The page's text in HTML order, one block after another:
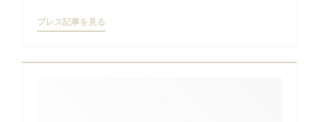
プレス記事を見る